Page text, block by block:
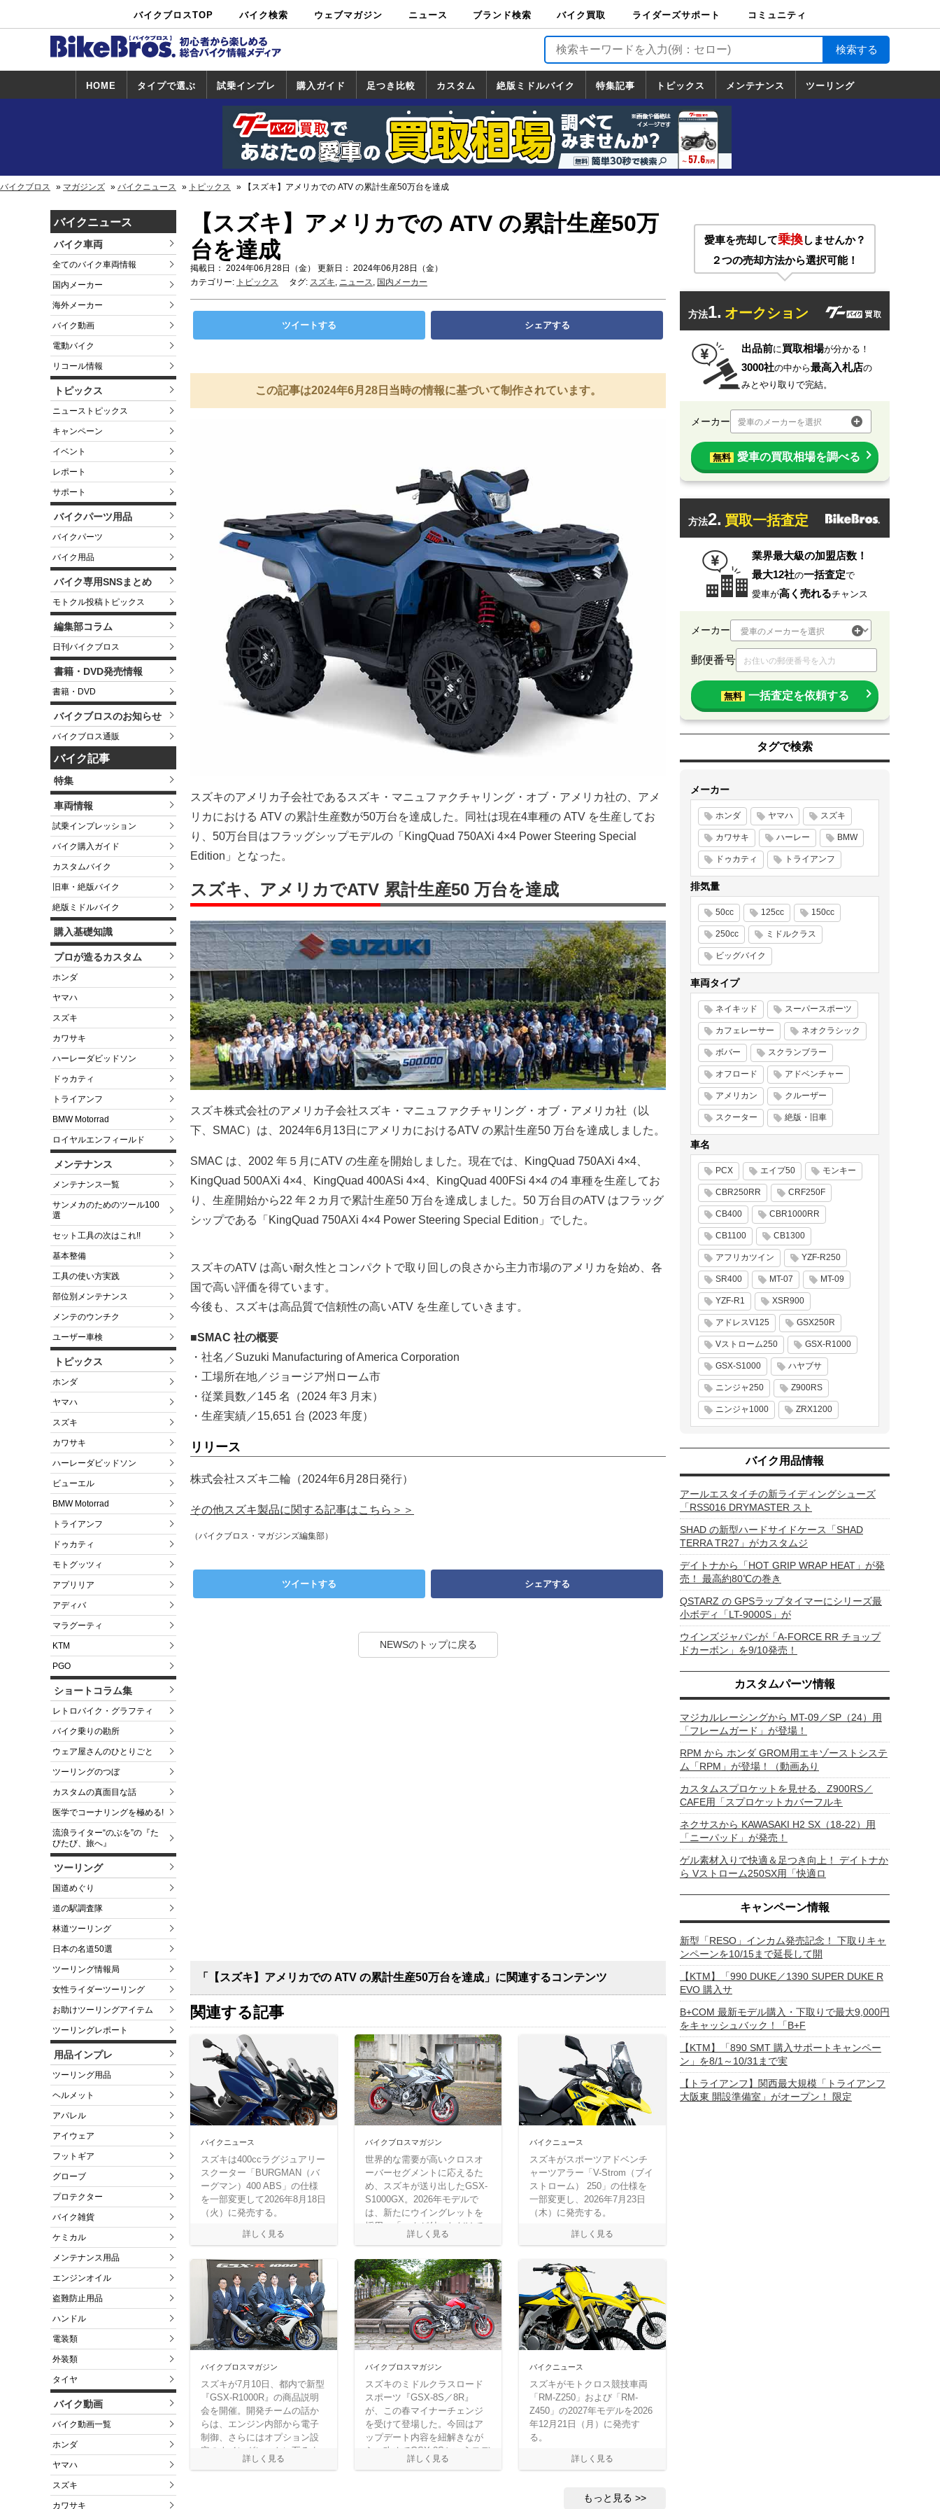
バイクブロスTOP バイク検索
中古バイ
ク・新車検
カタログ検
索
ショップ検
索
ウェブマガジン ニュース ブランド検索 バイク買取
バイク買取
ライダーズサポート
ライダーズサポート
TOP
バイク輸送
バイクガレージライ
フ
バイク車両保険
ロードサービス
バイク試乗
コミュニティ
HOME タイプで選ぶ 試乗インプレ
試乗インプレ
一覧
ホンダ
ヤマハ
スズキ
カワサキ
ハーレー
BMW
トライアンフ
ドゥカティ
購入ガイド
一覧
足つき比較 カスタム
カスタム
一覧
ホンダ
ヤマハ
スズキ
カワサキ
絶版ミドルバイク
絶版ミドルバイク
一覧
ホンダ
ヤマハ
スズキ
カワサキ
特集記事 トピックス
トピックス
一覧
ホンダ
ヤマハ
スズキ
カワサキ
ハーレーダ
ビッドソン
BMW
ドゥカティ
トライアン
フ
メンテナンス ツーリング
道の駅調査隊
ツーリング情報局
日本の道50選
国道めぐり
林道ツーリング
バイクブロス マガジンズ バイクニュース トピックス 【スズキ】アメリカでの ATV の累計生産50万台を達成
バイクニュース
バイク車両
全てのバイク車両情報
国内メーカー
海外メーカー
バイク動画
電動バイク
リコール情報
トピックス
ニューストピックス
キャンペーン
イベント
レポート
サポート
バイクパーツ用品
バイクパーツ
バイク用品
バイク専用SNSまとめ
モトクル投稿トピックス
編集部コラム
日刊バイクブロス
書籍・DVD発売情報
書籍・DVD
バイクブロスのお知らせ
バイクブロス通販
バイク記事
特集
車両情報
試乗インプレッション
バイク購入ガイド
カスタムバイク
旧車・絶版バイク
絶版ミドルバイク
購入基礎知識
プロが造るカスタム
ホンダ
ヤマハ
スズキ
カワサキ
ハーレーダビッドソン
ドゥカティ
トライアンフ
BMW Motorrad
ロイヤルエンフィールド
メンテナンス
メンテナンス一覧
サンメカのためのツール100
選
セット工具の次はこれ!!
基本整備
工具の使い方実践
部位別メンテナンス
メンテのウンチク
ユーザー車検
トピックス
ホンダ
ヤマハ
スズキ
カワサキ
ハーレーダビッドソン
ビューエル
BMW Motorrad
トライアンフ
ドゥカティ
モトグッツィ
アプリリア
アディバ
マラグーティ
KTM
PGO
ショートコラム集
レトロバイク・グラフティ
バイク乗りの勘所
ウェア屋さんのひとりごと
ツーリングのつぼ
カスタムの真面目な話
医学でコーナリングを極める!
流浪ライター“のぶを”の『た
びたび、旅へ』
ツーリング
国道めぐり
道の駅調査隊
林道ツーリング
日本の名道50選
ツーリング情報局
女性ライダーツーリング
お助けツーリングアイテム
ツーリングレポート
用品インプレ
ツーリング用品
ヘルメット
アパレル
アイウェア
フットギア
グローブ
プロテクター
バイク雑貨
ケミカル
メンテナンス用品
エンジンオイル
盗難防止用品
ハンドル
電装類
外装類
タイヤ
バイク動画
バイク動画一覧
ホンダ
ヤマハ
スズキ
カワサキ
【スズキ】アメリカでの ATV の累計生産50万
台を達成
掲載日： 2024年06月28日（金） 更新日： 2024年06月28日（金）
カテゴリー: トピックス タグ: スズキ, ニュース, 国内メーカー
ツイートする シェアする
この記事は2024年6月28日当時の情報に基づいて制作されています。
スズキのアメリカ子会社であるスズキ・マニュファクチャリング・オブ・アメリカ社の、アメ
リカにおける ATV の累計生産数が50万台を達成した。同社は現在4車種の ATV を生産してお
り、50万台目はフラッグシップモデルの「KingQuad 750AXi 4×4 Power Steering Special
Edition」となった。
スズキ、アメリカでATV 累計生産50 万台を達成
スズキ株式会社のアメリカ子会社スズキ・マニュファクチャリング・オブ・アメリカ社（以
下、SMAC）は、2024年6月13日にアメリカにおけるATV の累計生産50 万台を達成しました。
SMAC は、2002 年５月にATV の生産を開始しました。現在では、KingQuad 750AXi 4×4、
KingQuad 500AXi 4×4、KingQuad 400ASi 4×4、KingQuad 400FSi 4×4 の4 車種を生産してお
り、生産開始から22 年２カ月で累計生産50 万台を達成しました。50 万台目のATV はフラッグ
シップである「KingQuad 750AXi 4×4 Power Steering Special Edition」でした。
スズキのATV は高い耐久性とコンパクトで取り回しの良さから主力市場のアメリカを始め、各
国で高い評価を得ています。
今後も、スズキは高品質で信頼性の高いATV を生産していきます。
■SMAC 社の概要
・社名／Suzuki Manufacturing of America Corporation
・工場所在地／ジョージア州ローム市
・従業員数／145 名（2024 年3 月末）
・生産実績／15,651 台 (2023 年度）
リリース
株式会社スズキ二輪（2024年6月28日発行）
その他スズキ製品に関する記事はこちら＞＞
（バイクブロス・マガジンズ編集部）
ツイートする シェアする
NEWSのトップに戻る
「【スズキ】アメリカでの ATV の累計生産50万台を達成」に関連するコンテンツ
関連する記事
バイクニュース
スズキは400ccラグジュアリー
スクーター「BURGMAN（バ
ーグマン）400 ABS」の仕様
を一部変更して2026年8月18日
（火）に発売する。
バイクブロスマガジン
世界的な需要が高いクロスオ
ーバーセグメントに応えるた
め、スズキが送り出したGSX-
S1000GX。2026年モデルで
は、新たにウイングレットを
採用。「ハネが付いただけで
しょ？」という声も聞こえて
みると、その見方は少々早計
だったようだ。初期型で
2000km超を走り込んだ経験を
踏まえ、その進化の中身を確
かめてみたい。
バイクニュース
スズキがスポーツアドベンチ
ャーツアラー「V-Strom（ブイ
ストローム） 250」の仕様を
一部変更し、2026年7月23日
（木）に発売する。
バイクブロスマガジン
スズキが7月10日、都内で新型
『GSX-R1000R』の商品説明
会を開催。開発チームの話か
らは、エンジン内部から電子
制御、さらにはオプション設
定のウイングレットに至るま
で、フルモデルチェンジに匹
バイクブロスマガジン
スズキのミドルクラスロード
スポーツ『GSX-8S／8R』
が、この春マイナーチェンジ
を受けて登場した。今回はア
ップデート内容を紐解きなが
ら、改めてGSX-8Sというモデ
ルの魅力を探っていきたい。
バイクニュース
スズキがモトクロス競技車両
「RM-Z250」および「RM-
Z450」の2027年モデルを2026
年12月21日（月）に発売す
る。
もっと見る
愛車を売却して乗換しませんか？
２つの売却方法から選択可能！
方法1. オークション
出品前に買取相場が分かる！
3000社の中から最高入札店の
みとやり取りで完結。
メーカー 愛車のメーカーを選択
無料 愛車の買取相場を調べる
方法2. 買取一括査定
業界最大級の加盟店数！
最大12社の一括査定で
愛車が高く売れるチャンス
メーカー
郵便番号
無料 一括査定を依頼する
タグで検索
メーカー
ホンダ ヤマハ スズキ
カワサキ ハーレー BMW
ドゥカティ トライアンフ
排気量
50cc 125cc 150cc
250cc ミドルクラス
ビッグバイク
車両タイプ
ネイキッド スーパースポーツ
カフェレーサー ネオクラシック
ボバー スクランブラー
オフロード アドベンチャー
アメリカン クルーザー
スクーター 絶版・旧車
車名
PCX エイプ50 モンキー
CBR250RR CRF250F
CB400 CBR1000RR
CB1100 CB1300
アフリカツイン YZF-R250
SR400 MT-07 MT-09
YZF-R1 XSR900
アドレスV125 GSX250R
Vストローム250 GSX-R1000
GSX-S1000 ハヤブサ
ニンジャ250 Z900RS
ニンジャ1000 ZRX1200
バイク用品情報
アールエスタイチの新ライディングシューズ
「RSS016 DRYMASTER スト
SHAD の新型ハードサイドケース「SHAD
TERRA TR27」がカスタムジ
デイトナから「HOT GRIP WRAP HEAT」が発
売！ 最高約80℃の巻き
QSTARZ の GPSラップタイマーにシリーズ最
小ボディ「LT-9000S」が
ウインズジャパンが「A-FORCE RR チョップ
ドカーボン」を9/10発売！
カスタムパーツ情報
マジカルレーシングから MT-09／SP（24）用
「フレームガード」が登場！
RPM から ホンダ GROM用エキゾーストシステ
ム「RPM」が登場！（動画あり
カスタムスプロケットを見せる、Z900RS／
CAFE用「スプロケットカバーフルキ
ネクサスから KAWASAKI H2 SX（18-22）用
「ニーパッド」が発売！
ゲル素材入りで快適＆足つき向上！ デイトナか
ら Vストローム250SX用「快適ロ
キャンペーン情報
新型「RESO」インカム発売記念！ 下取りキャ
ンペーンを10/15まで延長して開
【KTM】「990 DUKE／1390 SUPER DUKE R
EVO 購入サ
B+COM 最新モデル購入・下取りで最大9,000円
をキャッシュバック！「B+F
【KTM】「890 SMT 購入サポートキャンペー
ン」を8/1～10/31まで実
【トライアンフ】関西最大規模「トライアンフ
大阪東 開設準備室」がオープン！ 限定